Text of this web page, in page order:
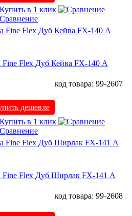
Купить в 1 клик
Сравнение
Fine Flex Дуб Кейва FX-140 А
код товара: 99-2607
дешевле
Купить в 1 клик
Сравнение
Fine Flex Дуб Ширлак FX-141 А
код товара: 99-2608